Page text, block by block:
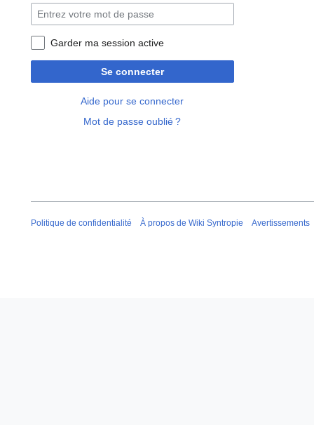
Garder ma session active
Se connecter
Aide pour se connecter
Mot de passe oublié ?
Politique de confidentialité À propos de Wiki Syntropie Avertissements